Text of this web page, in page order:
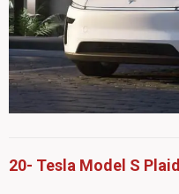
20- Tesla Model S Plaid